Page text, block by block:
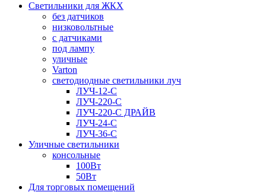
Светильники для ЖКХ
без датчиков
низковольтные
с датчиками
под лампу
уличные
Varton
светодиодные светильники луч
ЛУЧ-12-С
ЛУЧ-220-С
ЛУЧ-220-С ДРАЙВ
ЛУЧ-24-С
ЛУЧ-36-С
Уличные светильники
консольные
100Вт
50Вт
Для торговых помещений